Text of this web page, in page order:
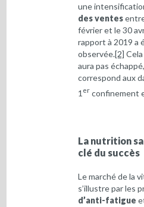
une
des ventes
février et le 30
rapport à 2019 a
observée.[2]
aura pas
correspond aux
1 er confinement
La nutrition
clé du succès
Le marché de la
s’illustre par les
d’anti-fatigue